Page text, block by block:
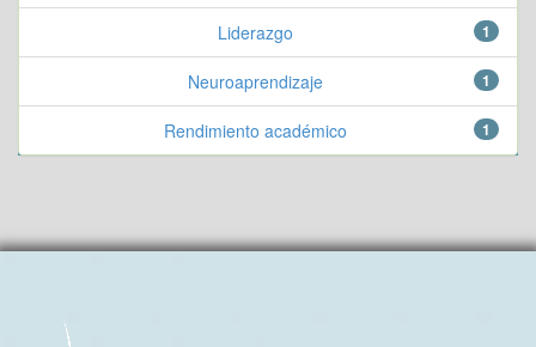
1
Liderazgo
1
Neuroaprendizaje
1
Rendimiento académico